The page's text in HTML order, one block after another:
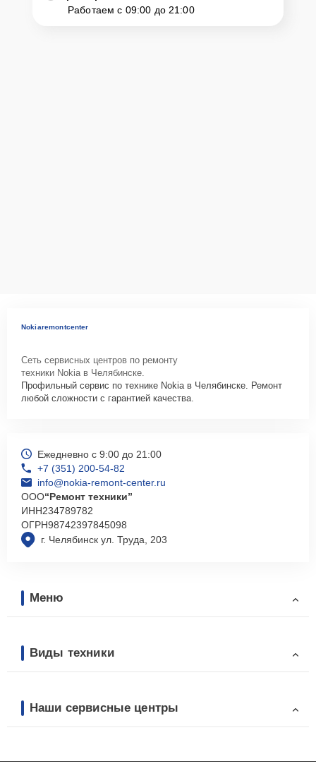
Работаем с 09:00 до 21:00
Nokiaremontcenter
Сеть сервисных центров по ремонту
техники Nokia в Челябинске.
Профильный сервис по технике Nokia в Челябинске. Ремонт
любой сложности с гарантией качества.
г. Челябинск ул. Труда, 203
Ежедневно с 9:00 до 21:00
+7 (351) 200-54-82
info@nokia-remont-center.ru
ООО“Ремонт техники”
ИНН234789782
ОГРН98742397845098
Меню
Виды техники
Наши сервисные центры